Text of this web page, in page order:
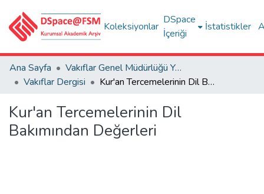
Koleksiyonlar
DSpace
İçeriği
İstatistikler
Ana Sayfa
Vakıflar Genel Müdürlüğü Yayınları
Vakıflar Dergisi
Kur'an Tercemelerinin Dil Bakımından Değerleri
Kur'an Tercemelerinin Dil
Bakımından Değerleri